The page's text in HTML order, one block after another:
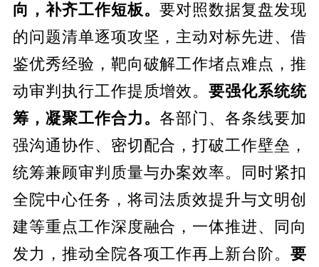
向，补齐工作短板。要对照数据复盘发现
的问题清单逐项攻坚，主动对标先进、借
鉴优秀经验，靶向破解工作堵点难点，推
动审判执行工作提质增效。要强化系统统
筹，凝聚工作合力。各部门、各条线要加
强沟通协作、密切配合，打破工作壁垒，
统筹兼顾审判质量与办案效率。同时紧扣
全院中心任务，将司法质效提升与文明创
建等重点工作深度融合，一体推进、同向
发力，推动全院各项工作再上新台阶。要